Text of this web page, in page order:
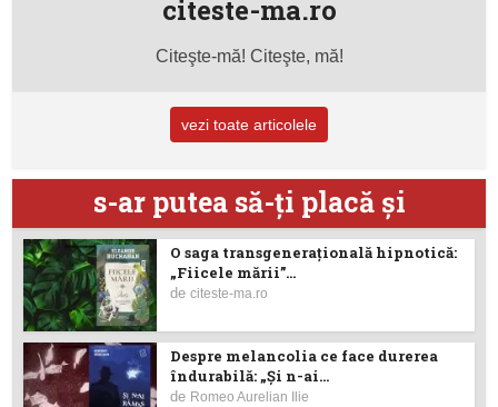
citeste-ma.ro
Citeşte-mă! Citeşte, mă!
vezi toate articolele
s-ar putea să-ţi placă şi
O saga transgenerațională hipnotică:
„Fiicele mării”...
deciteste-ma.ro
Despre melancolia ce face durerea
îndurabilă: „Și n-ai...
de Romeo Aurelian Ilie